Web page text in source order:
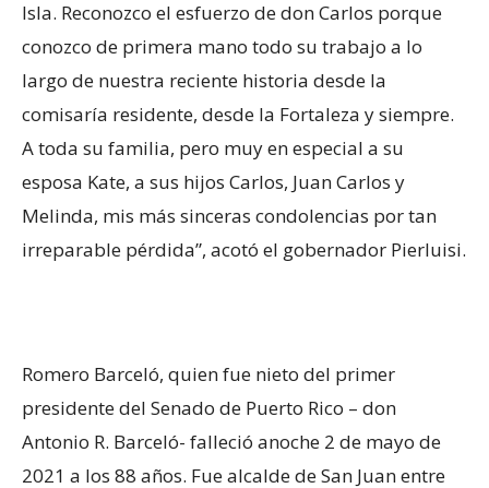
Isla. Reconozco el esfuerzo de don Carlos porque
conozco de primera mano todo su trabajo a lo
largo de nuestra reciente historia desde la
comisaría residente, desde la Fortaleza y siempre.
A toda su familia, pero muy en especial a su
esposa Kate, a sus hijos Carlos, Juan Carlos y
Melinda, mis más sinceras condolencias por tan
irreparable pérdida”, acotó el gobernador Pierluisi.
Romero Barceló, quien fue nieto del primer
presidente del Senado de Puerto Rico – don
Antonio R. Barceló- falleció anoche 2 de mayo de
2021 a los 88 años. Fue alcalde de San Juan entre